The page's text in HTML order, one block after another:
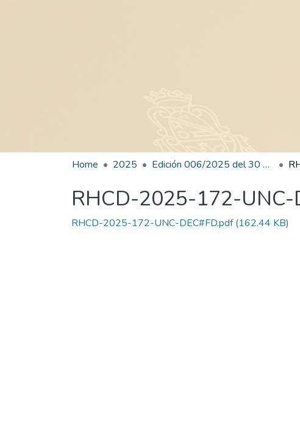
Home 2025 Edición 006/2025 del 30 de junio de 2025
RHCD-2025-172-UNC-
RHCD-2025-172-UNC-DEC#FD.pdf(162.44 KB)